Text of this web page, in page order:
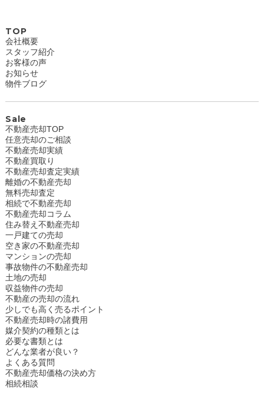
TOP
会社概要
スタッフ紹介
お客様の声
お知らせ
物件ブログ
Sale
不動産売却TOP
任意売却のご相談
不動産売却実績
不動産買取り
不動産売却査定実績
離婚の不動産売却
無料売却査定
相続で不動産売却
不動産売却コラム
住み替え不動産売却
一戸建ての売却
空き家の不動産売却
マンションの売却
事故物件の不動産売却
土地の売却
収益物件の売却
不動産の売却の流れ
少しでも高く売るポイント
不動産売却時の諸費用
媒介契約の種類とは
必要な書類とは
どんな業者が良い？
よくある質問
不動産売却価格の決め方
相続相談